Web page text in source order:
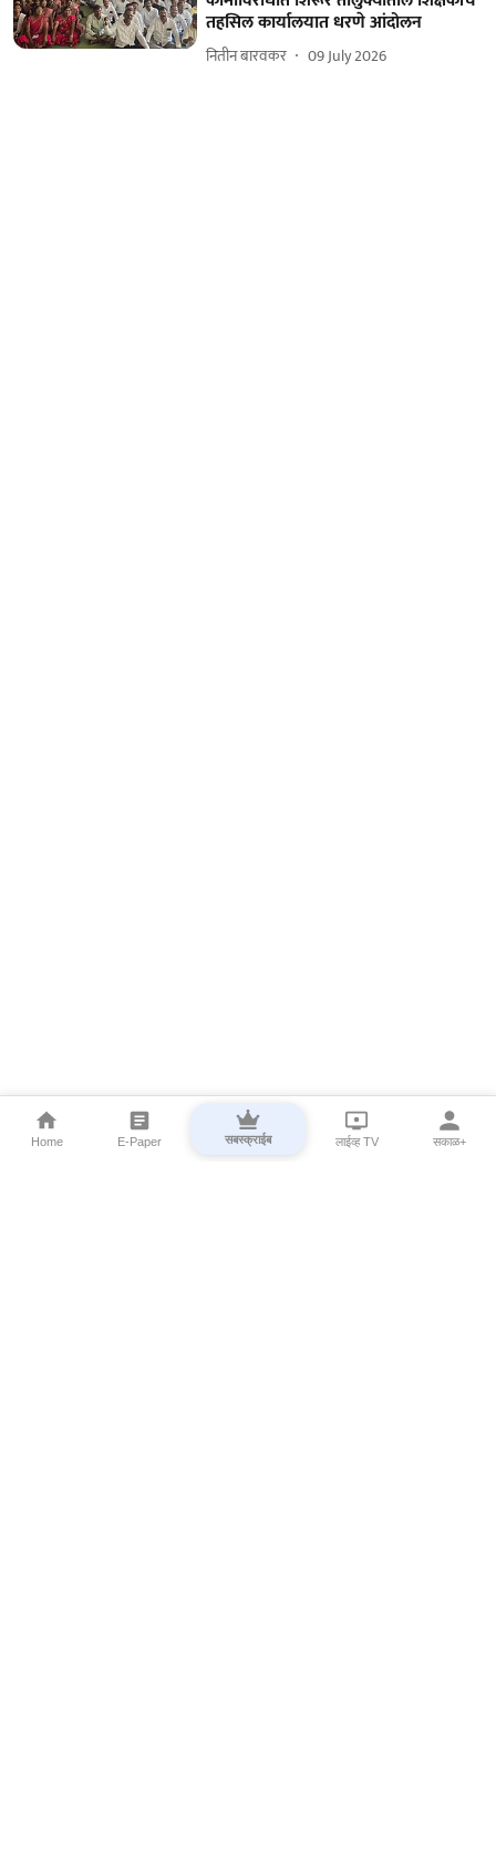
तहसिल कार्यालयात धरणे आंदोलन
नितीन बारवकर 09 July 2026
Home E-Paper सबस्क्राईब लाईव्ह TV सकाळ+